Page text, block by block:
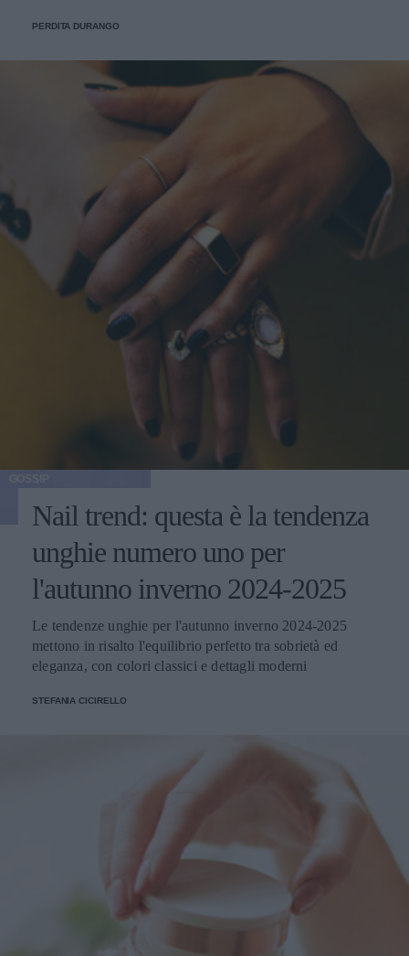
PERDITA DURANGO
Nail trend: questa è la tendenza
unghie numero uno per
l'autunno inverno 2024-2025
Le tendenze unghie per l'autunno inverno 2024-2025
mettono in risalto l'equilibrio perfetto tra sobrietà ed
eleganza, con colori classici e dettagli moderni
STEFANIA CICIRELLO